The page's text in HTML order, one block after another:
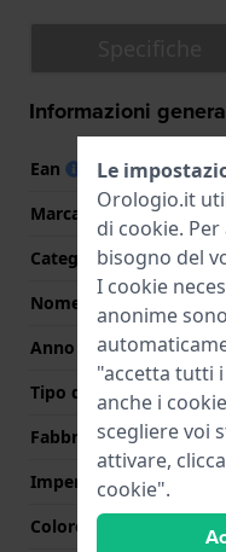
Informazioni
Ean
Marca
Categoria
Nome
Anno
Tipo di display
Fabbricato in Svizzera
Impermeabilità
Colore quadrante
Le
Orologio.it
di cookie.
bisogno del
I cookie
anonime
"accetta tutti
anche i
scegliere voi
attivare,
cookie".